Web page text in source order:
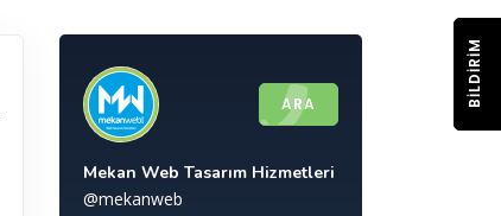
ARA
Mekan Web Tasarım Hizmetleri
@mekanweb
BILDIRIM